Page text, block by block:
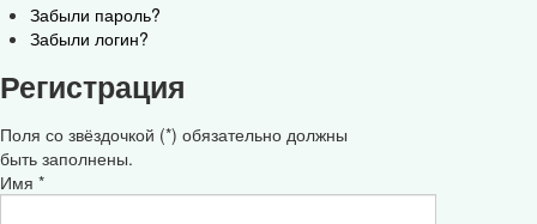
Забыли пароль?
Забыли логин?
Регистрация
Поля со звёздочкой (*) обязательно должны
быть заполнены.
Имя *